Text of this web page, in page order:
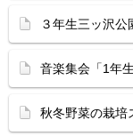
３年生三ッ沢公
音楽集会「1年
秋冬野菜の栽培